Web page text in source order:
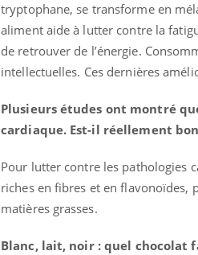
tryptophane, se transforme en
aliment aide à lutter contre la
de retrouver de l’énergie.
intellectuelles. Ces dernières
Plusieurs études ont montré
cardiaque. Est-il réellement
Pour lutter contre les pathologies
riches en fibres et en flavonoïdes,
matières grasses.
Blanc, lait, noir : quel chocolat